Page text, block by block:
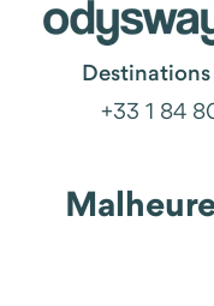
Destinations
+33 1 84